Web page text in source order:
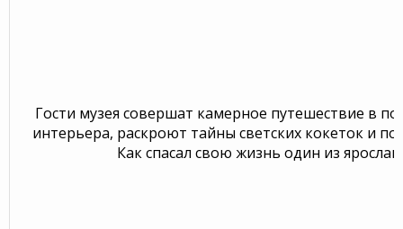
Гости музея совершат камерное путешествие в
интерьера, раскроют тайны светских кокеток и
Как спасал свою жизнь один из